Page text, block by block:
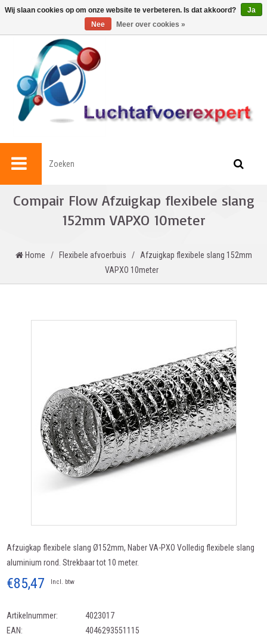
0
Compair Flow Afzuigkap flexibele slang
152mm VAPXO 10meter
Home / Flexibele afvoerbuis / Afzuigkap flexibele slang 152mm
VAPXO 10meter
Afzuigkap flexibele slang Ø152mm, Naber VA-PXO Volledig flexibele slang
aluminium rond. Strekbaar tot 10 meter.
€85,47 Incl. btw
Artikelnummer:
4023017
EAN:
4046293551115
Wij slaan cookies op om onze website te verbeteren. Is dat akkoord?
Ja
Nee
Meer over cookies »